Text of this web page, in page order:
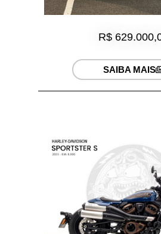
R$
SAIBA MAIS